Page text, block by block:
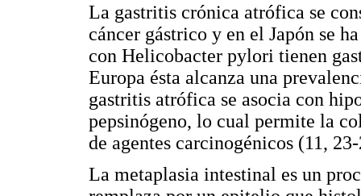
La gastritis crónica atrófica se
cáncer gástrico y en el Japón se
con Helicobacter pylori tienen
Europa ésta alcanza una
gastritis atrófica se asocia con
pepsinógeno, lo cual permite la
de agentes carcinogénicos (11,
La metaplasia intestinal es un